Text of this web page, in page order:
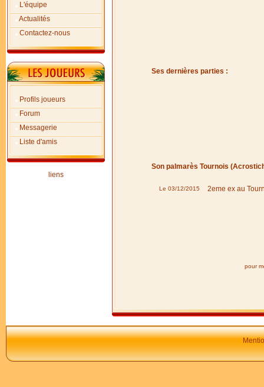
L'équipe
Actualités
Contactez-nous
Profils joueurs
Forum
Messagerie
Liste d'amis
liens
Ses dernières parties :
Son palmarès Tournois
Le 03/12/2015 2eme ex au
pour